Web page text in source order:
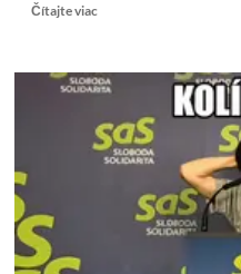
Čítajte viacRead
Sú
Zelenského
teroristi
hrozba
pre
Teroristický